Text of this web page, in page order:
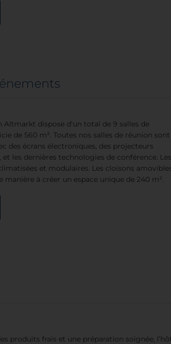
Altmarkt dispose d'un total de 9 salles de
de 560 m². Toutes nos salles de réunion sont
des écrans électroniques, des projecteurs
les dernières technologies de conférence. Les
et modulaires. Les cloisons
manière à créer un espace unique de 240 m².
produits frais et une préparation soignée,